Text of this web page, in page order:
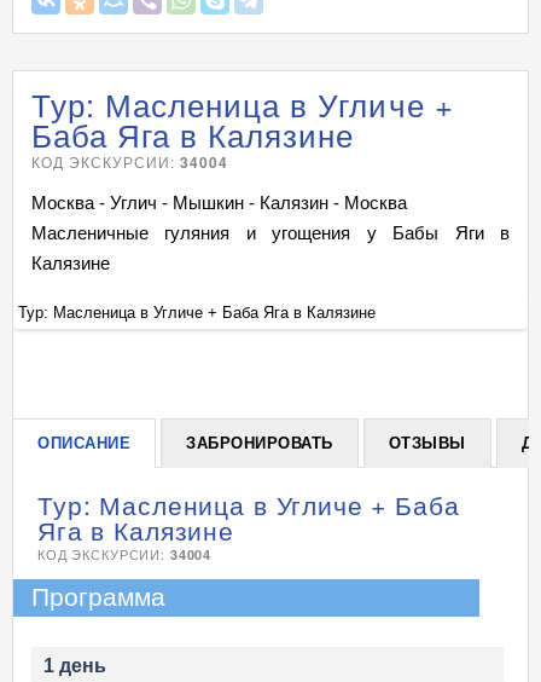
Тур: Масленица в Угличе +
Баба Яга в Калязине
КОД ЭКСКУРСИИ:34004
Москва - Углич - Мышкин - Калязин - Москва
Масленичные гуляния и угощения у Бабы Яги в
Калязине
Тур: Масленица в Угличе + Баба Яга в Калязине
ОПИСАНИЕ ЗАБРОНИРОВАТЬ ОТЗЫВЫ
Тур: Масленица в Угличе + Баба
Яга в Калязине
КОД ЭКСКУРСИИ: 34004
Программа
1 день